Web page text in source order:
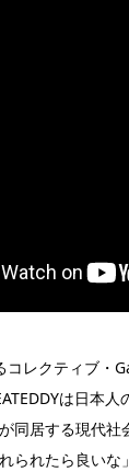
コレクティブ・
は日本
同居する現代
られたら良いな